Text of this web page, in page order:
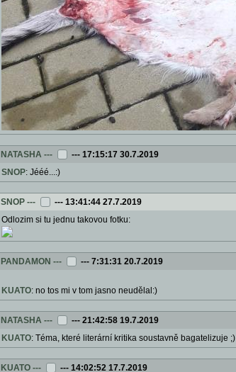
NATASHA --- --- 17:15:17 30.7.2019
SNOP: Jééé...:)
SNOP --- --- 13:41:44 27.7.2019
Odlozim si tu jednu takovou fotku:
PANDAMON --- --- 7:31:31 20.7.2019
KUATO: no tos mi v tom jasno neudělal:)
NATASHA --- --- 21:42:58 19.7.2019
KUATO: Téma, které literární kritika soustavně bagatelizuje ;)
KUATO --- --- 14:02:52 17.7.2019